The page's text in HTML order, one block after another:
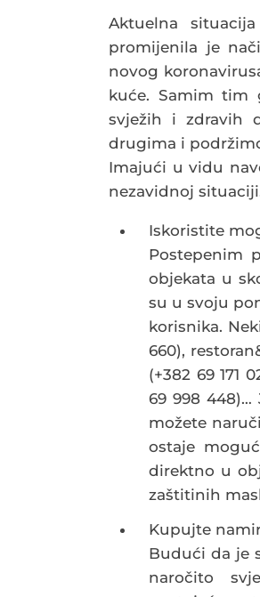
Aktuelna
promijenila je
novog
kuće. Samim tim
svježih i zdravih
drugima i
Imajući u vidu
nezavidnoj
Iskoristite
Postepenim
objekata u
su u svoju
korisnika.
660),
(+382 69 171
69 998
možete
ostaje
direktno u
zaštitinih
Kupujte
Budući da je
naročito